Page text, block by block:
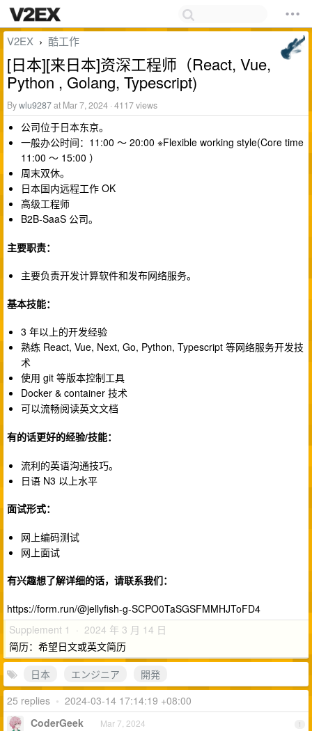
V2EX › 酷工作
[日本][来日本]资深工程师（React, Vue,
Python , Golang, Typescript)
Bywlu9287at Mar 7, 2024 · 4117 views
公司位于日本东京。
一般办公时间：11:00 ～ 20:00 ※Flexible working style(Core time
11:00 ～ 15:00 ）
周末双休。
日本国内远程工作 OK
高级工程师
B2B-SaaS 公司。
主要职责：
主要负责开发计算软件和发布网络服务。
基本技能：
3 年以上的开发经验
熟练 React, Vue, Next, Go, Python, Typescript 等网络服务开发技
术
使用 git 等版本控制工具
Docker & container 技术
可以流畅阅读英文文档
有的话更好的经验/技能：
流利的英语沟通技巧。
日语 N3 以上水平
面试形式：
网上编码测试
网上面试
有兴趣想了解详细的话，请联系我们：
https://form.run/@jellyfish-g-SCPO0TaSGSFMMHJToFD4
Supplement 1 · 2024 年 3 月 14 日
简历：希望日文或英文简历
日本
エンジニア
開発
25 replies • 2024-03-14 17:14:19 +08:00
1
CoderGeek Mar 7, 2024